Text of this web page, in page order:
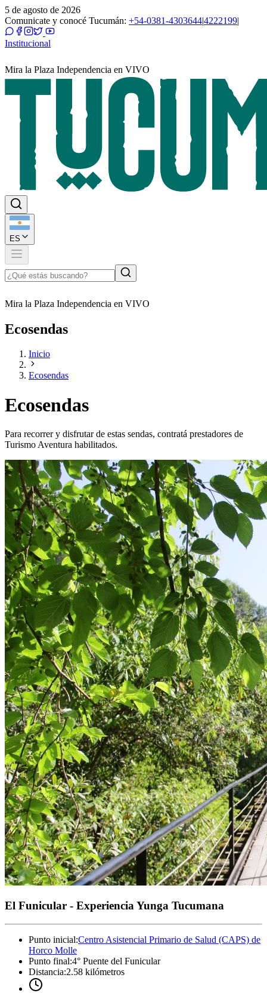
5 de agosto de 2026
Comunicate y conocé Tucumán: +54-0381-4303644|4222199|
Institucional
Mira la Plaza Independencia en VIVO
ES
Mira la Plaza Independencia en VIVO
Ecosendas
Inicio
Ecosendas
Ecosendas
Para recorrer y disfrutar de estas sendas, contratá prestadores de
Turismo Aventura habilitados.
El Funicular - Experiencia Yunga Tucumana
Punto inicial:Centro Asistencial Primario de Salud (CAPS) de
Horco Molle
Punto final:4° Puente del Funicular
Distancia:2.58 kilómetros